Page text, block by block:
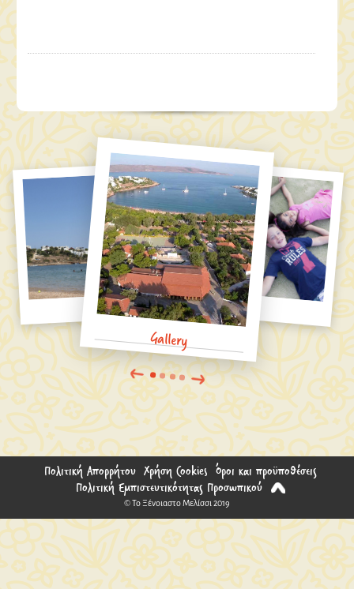
Gallery
Πολιτική Απορρήτου Χρήση Cookies Όροι και προϋποθέσεις
Πολιτική Εμπιστευτικότητας Προσωπικού
© To Ξένοιαστο Μελίσσι 2019